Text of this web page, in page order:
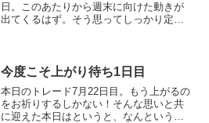
日。このあたりから週末に向けた動きが
出てくるはず。そう思ってしっかり定時
ことはなく、無情...
今度こそ上がり待ち1日目
本日のトレード7月22日目。もう上がるの
をお祈りするしかない！そんな思いと共
に迎えた本日はというと、なんというか